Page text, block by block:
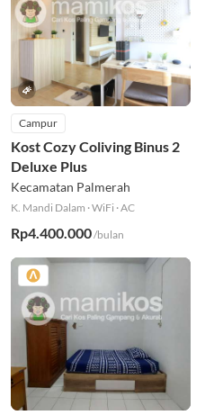
Campur
Kost Cozy Coliving Binus 2
Deluxe Plus
Kecamatan Palmerah
K. Mandi Dalam ·WiFi ·AC
Rp4.400.000/bulan